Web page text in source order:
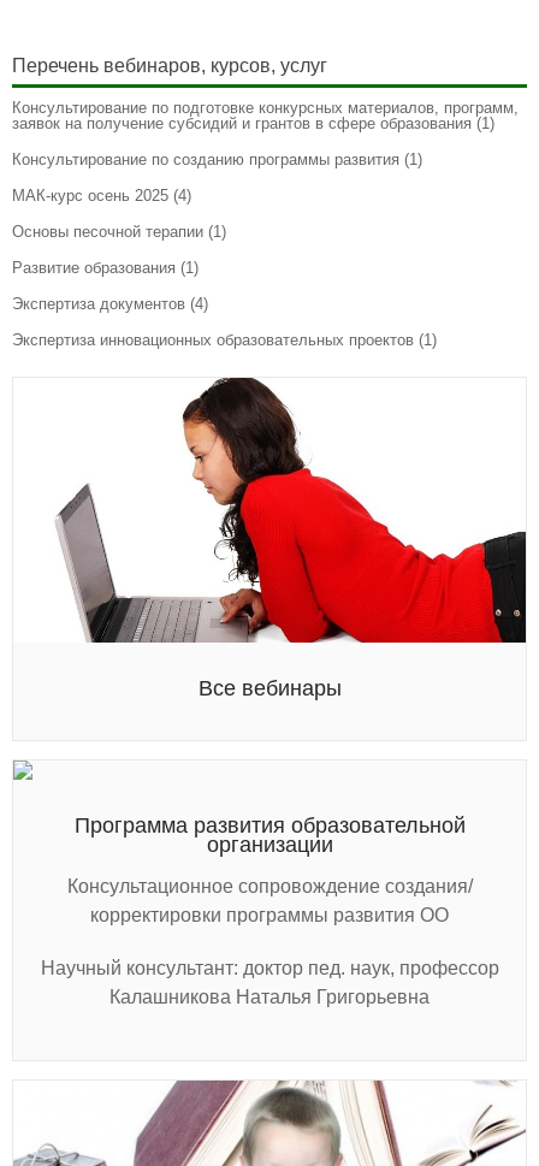
Перечень вебинаров, курсов, услуг
Консультирование по подготовке конкурсных материалов, программ,
заявок на получение субсидий и грантов в сфере образования (1)
Консультирование по созданию программы развития (1)
МАК-курс осень 2025 (4)
Основы песочной терапии (1)
Развитие образования (1)
Экспертиза документов (4)
Экспертиза инновационных образовательных проектов (1)
Все вебинары
Программа развития образовательной
организации
Консультационное сопровождение создания/
корректировки программы развития ОО
Научный консультант: доктор пед. наук, профессор
Калашникова Наталья Григорьевна